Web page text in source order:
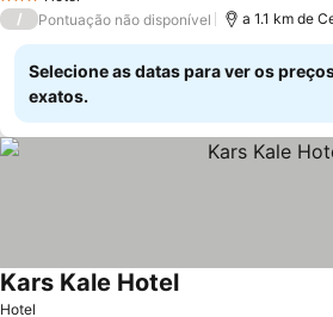
3 Estrelas
/
Pontuação não disponível a 1.1 km de
Selecione as datas para ver os
exatos.
Hotel
Kars Kale Hotel